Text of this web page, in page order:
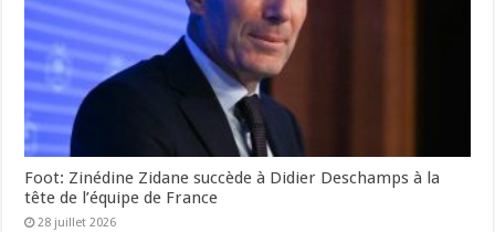
Foot: Zinédine Zidane succède à Didier Deschamps à la
tête de l’équipe de France
28 juillet 2026